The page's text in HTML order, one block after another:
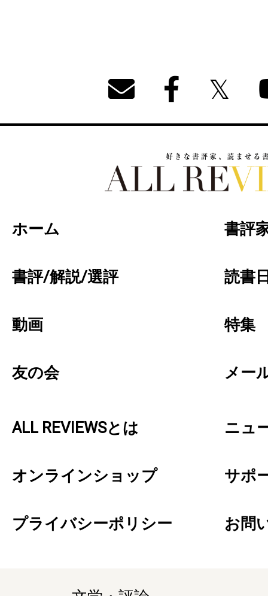
ホーム 書評
書評/解説/選評 読書
動画 特集
友の会 メー
ALL REVIEWSとは ニュ
オンラインショップ サポ
プライバシーポリシー お問